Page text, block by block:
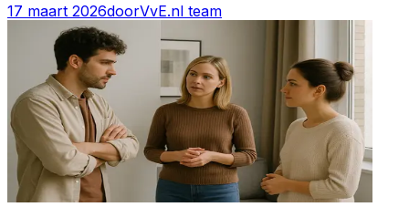
17 maart 2026doorVvE.nl team